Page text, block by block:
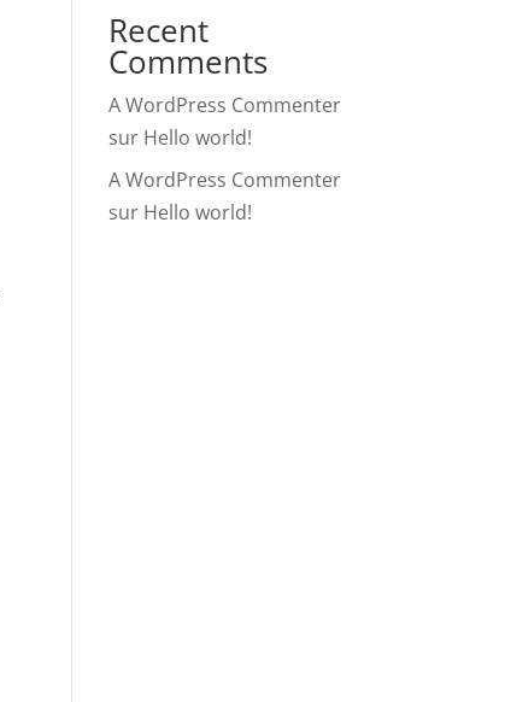
Recent
Comments
A WordPress Commenter
sur Hello world!
A WordPress Commenter
sur Hello world!